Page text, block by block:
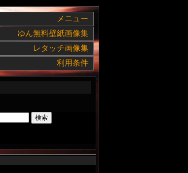
メニュー
ゆん無料壁紙画像集
レタッチ画像集
利用条件